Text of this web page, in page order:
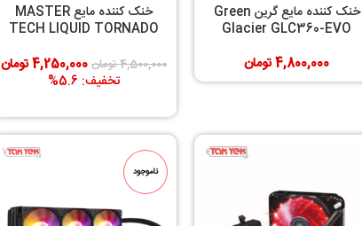
خنک کننده مایع گرین Green
Glacier GLC360-EVO
4,800,000تومان
خنک کننده مایع MASTER
TECH LIQUID TORNADO
4,500,000تومان 4,250,000تومان
تخفیف: 5.6%
ناموجود